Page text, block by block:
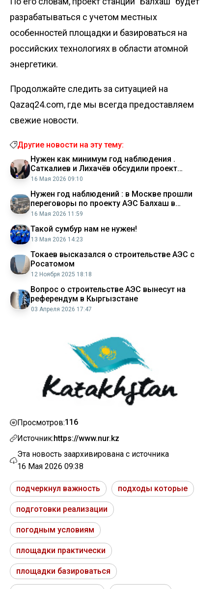
разрабатываться с учетом местных
особенностей площадки и базироваться на
российских технологиях в области атомной
энергетики.
Продолжайте следить за ситуацией на
Qazaq24.com, где мы всегда предоставляем
свежие новости.
Другие новости на эту тему:
Нужен как минимум год наблюдения .
Саткалиев и Лихачёв обсудили проект
строительства АЭС Балхаш в Казахстане
16 Мая 2026 09:10
Нужен год наблюдений : в Москве прошли
переговоры по проекту АЭС Балхаш в
Казахстане
16 Мая 2026 11:59
Такой сумбур нам не нужен!
13 Мая 2026 14:23
Токаев высказался о строительстве АЭС с
Росатомом
12 Ноября 2025 18:18
Вопрос о строительстве АЭС вынесут на
референдум в Кыргызстане
03 Апреля 2026 17:47
Просмотров:116
Источник:https://www.nur.kz
Эта новость заархивирована с источника
16 Мая 2026 09:38
подчеркнул важность подходы которые
подготовки реализации
погодным условиям
площадки практически
площадки базироваться